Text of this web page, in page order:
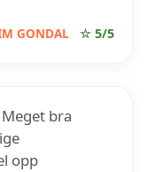
GONDAL ☆ 5/5
bra
opp